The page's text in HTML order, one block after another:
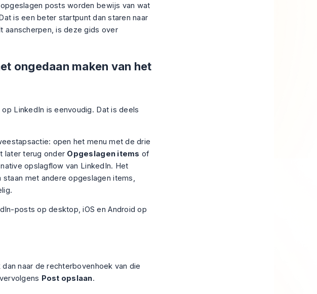
posts worden bewijs van wat
is een beter startpunt dan staren naar
aanscherpen, is deze gids over
ongedaan maken van het
LinkedIn is eenvoudig. Dat is deels
open het menu met de drie
later terug onder Opgeslagen items of
opslagflow van LinkedIn. Het
met andere opgeslagen items,
naar de rechterbovenhoek van die
Post opslaan.